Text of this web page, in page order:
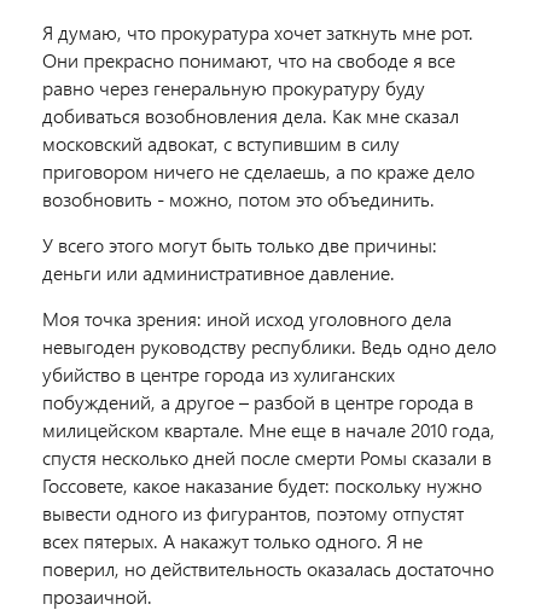
Я думаю, что прокуратура хочет заткнуть мне рот.
Они прекрасно понимают, что на свободе я все
равно через генеральную прокуратуру буду
добиваться возобновления дела. Как мне сказал
московский адвокат, с вступившим в силу
приговором ничего не сделаешь, а по краже дело
возобновить - можно, потом это объединить.
У всего этого могут быть только две причины:
деньги или административное давление.
Моя точка зрения: иной исход уголовного дела
невыгоден руководству республики. Ведь одно дело
убийство в центре города из хулиганских
побуждений, а другое – разбой в центре города в
милицейском квартале. Мне еще в начале 2010 года,
спустя несколько дней после смерти Ромы сказали в
Госсовете, какое наказание будет: поскольку нужно
вывести одного из фигурантов, поэтому отпустят
всех пятерых. А накажут только одного. Я не
поверил, но действительность оказалась достаточно
прозаичной.